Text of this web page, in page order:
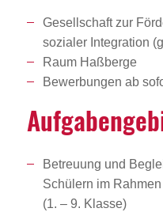
Gesellschaft zur
sozialer Integration
Raum Haßberge
Bewerbungen ab
Betreuung und
Schülern im
(1. – 9. Klasse)